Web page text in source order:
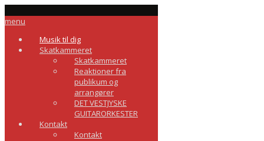
menu
Musik til dig
Skatkammeret
Skatkammeret
Reaktioner fra
publikum og
arrangører
DET VESTJYSKE
GUITARORKESTER
Kontakt
Kontakt